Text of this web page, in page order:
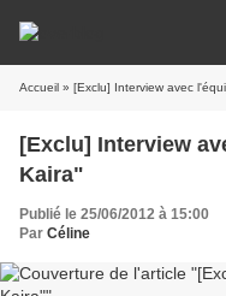
Accueil » [Exclu] Interview avec
[Exclu] Interview
Kaira"
Publié le 25/06/2012 à 15:00
Par Céline